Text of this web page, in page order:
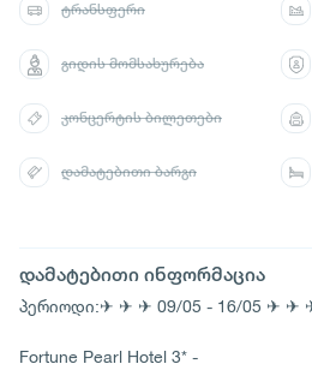
დამატებითი ინფორმაცია
პერიოდი:✈ ✈ ✈ 09/05 - 16/05 ✈ ✈
Fortune Pearl Hotel 3* -
ტრანსფერი
გიდის მომსახურება
კონცერტის ბილეთები
დამატებითი ბარგი